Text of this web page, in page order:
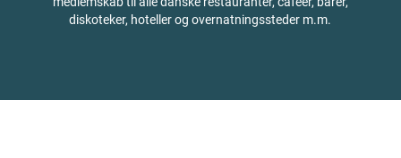
diskoteker, hoteller og overnatningssteder m.m.